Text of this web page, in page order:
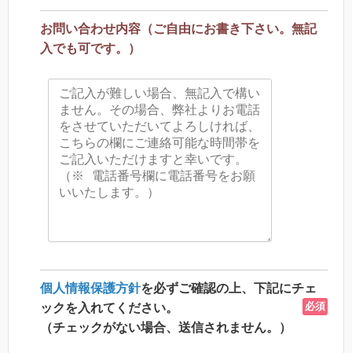
お問い合わせ内容（ご自由にお書き下さい。無記
入でも可です。）
個人情報保護方針を必ずご確認の上、下記にチェ
ックを入れてください。
必須
（チェックがない場合、送信されません。）